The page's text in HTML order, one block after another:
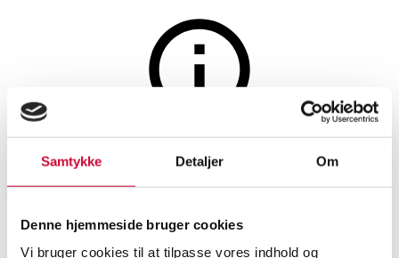
Samtykke Detaljer Om
Denne hjemmeside bruger cookies
Vi bruger cookies til at tilpasse vores indhold og
Auktionen er afsluttet
Milwaukee borehammer
SHOWROOM VURDERING VARENUMMER